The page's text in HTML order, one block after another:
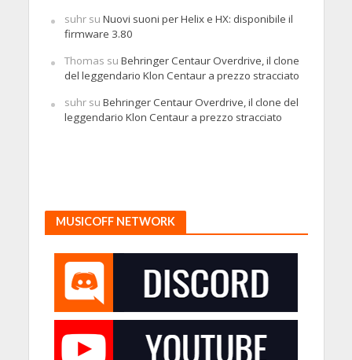
suhrsu Nuovi suoni per Helix e HX: disponibile il
firmware 3.80
Thomas su Behringer Centaur Overdrive, il clone
del leggendario Klon Centaur a prezzo stracciato
suhrsu Behringer Centaur Overdrive, il clone del
leggendario Klon Centaur a prezzo stracciato
MUSICOFF NETWORK